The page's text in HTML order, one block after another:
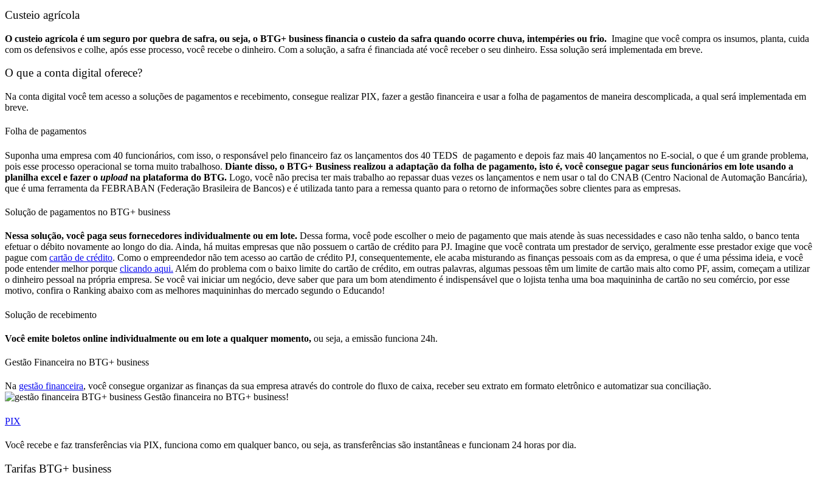
Custeio agrícola
O custeio agrícola é um seguro por quebra de safra, ou seja, o BTG+ business financia o custeio da safra quando ocorre chuva, intempéries ou frio. Imagine que você compra os insumos, planta, cuida
com os defensivos e colhe, após esse processo, você recebe o dinheiro. Com a solução, a safra é financiada até você receber o seu dinheiro. Essa solução será implementada em breve.
O que a conta digital oferece?
Na conta digital você tem acesso a soluções de pagamentos e recebimento, consegue realizar PIX, fazer a gestão financeira e usar a folha de pagamentos de maneira descomplicada, a qual será implementada em
breve.
Folha de pagamentos
Suponha uma empresa com 40 funcionários, com isso, o responsável pelo financeiro faz os lançamentos dos 40 TEDS de pagamento e depois faz mais 40 lançamentos no E-social, o que é um grande problema,
pois esse processo operacional se torna muito trabalhoso. Diante disso, o BTG+ Business realizou a adaptação da folha de pagamento, isto é, você consegue pagar seus funcionários em lote usando a
planilha excel e fazer o uploadna plataforma do BTG. Logo, você não precisa ter mais trabalho ao repassar duas vezes os lançamentos e nem usar o tal do CNAB (Centro Nacional de Automação Bancária),
que é uma ferramenta da FEBRABAN (Federação Brasileira de Bancos) e é utilizada tanto para a remessa quanto para o retorno de informações sobre clientes para as empresas.
Solução de pagamentos no BTG+ business
Nessa solução, você paga seus fornecedores individualmente ou em lote. Dessa forma, você pode escolher o meio de pagamento que mais atende às suas necessidades e caso não tenha saldo, o banco tenta
efetuar o débito novamente ao longo do dia. Ainda, há muitas empresas que não possuem o cartão de crédito para PJ. Imagine que você contrata um prestador de serviço, geralmente esse prestador exige que você
pague com cartão de crédito. Como o empreendedor não tem acesso ao cartão de crédito PJ, consequentemente, ele acaba misturando as finanças pessoais com as da empresa, o que é uma péssima ideia, e você
pode entender melhor porque clicando aqui. Além do problema com o baixo limite do cartão de crédito, em outras palavras, algumas pessoas têm um limite de cartão mais alto como PF, assim, começam a utilizar
o dinheiro pessoal na própria empresa. Se você vai iniciar um negócio, deve saber que para um bom atendimento é indispensável que o lojista tenha uma boa maquininha de cartão no seu comércio, por esse
motivo, confira o Ranking abaixo com as melhores maquininhas do mercado segundo o Educando!
Solução de recebimento
Você emite boletos online individualmente ou em lote a qualquer momento, ou seja, a emissão funciona 24h.
Gestão Financeira no BTG+ business
Na gestão financeira, você consegue organizar as finanças da sua empresa através do controle do fluxo de caixa, receber seu extrato em formato eletrônico e automatizar sua conciliação.
Gestão financeira no BTG+ business!
PIX
Você recebe e faz transferências via PIX, funciona como em qualquer banco, ou seja, as transferências são instantâneas e funcionam 24 horas por dia.
Tarifas BTG+ business